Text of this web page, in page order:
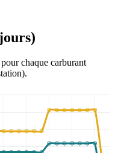
chaque carburant